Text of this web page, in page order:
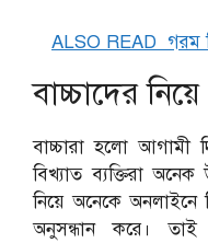
ALSO READ গরম
বাচ্চাদের
বাচ্চারা হলো আগামী
বিখ্যাত ব্যক্তিরা
নিয়ে অনেকে অনলাইনে
অনুসন্ধান করে। তাই